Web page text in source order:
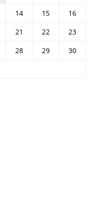
14 15
16
21 22
23
28 29
30